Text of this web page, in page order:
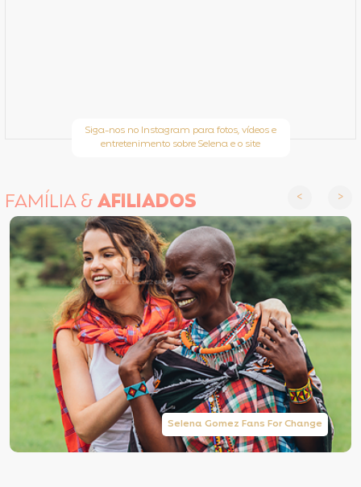
Siga-nos no Instagram para fotos, vídeos e
entretenimento sobre Selena e o site
FAMÍLIA &AFILIADOS
Selena Gomez Fans For Change